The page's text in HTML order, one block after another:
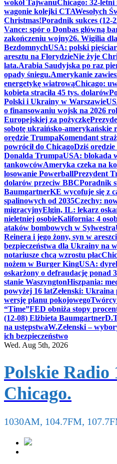
wokół TajwanuChicago: 32-letni
wagonie kolejki CTAWesołych
Christmas!Poradnik sukces (12-
Vance: spór o Donbas główną
zakończeniu wojny26. Wigilia
BezdomnychUSA: polski
aresztu na FlorydzieNie żyje
lata.Arabia Saudyjska po raz
opady śniegu.Amerykanie
energetykę wiatrowąChicago:
kobieta straciła 45 tys. dolarów
Polski i Ukrainy w Warszawie
o finansowaniu wojsk na 2026
Europejskiej za pożyczkę
sobotę ukraińsko-amerykańskie
orędzie TrumpaKomendant
powrócił do ChicagoDziś
Donalda TrumpaUSA: blokada
tankowcówAmeryka czeka na
losowanie PowerballPrezydent
dolarów przeciw BBCPoradnik
BaumgartnerKE wycofuje się z
spalinowych od 2035Czechy:
migracyjnyElgin, IL: lekarz
nieletniej osobieKalifornia: 4
ataków bombowych w Sylwestra
Reinera i jego żony, syn w
bezpieczeństwa dla Ukrainy na
notariusze chcą wzrostu płac
nożem w Burger KingUSA:
oskarżony o defraudację ponad
stanie WaszyngtonHiszpania:
powyżej 16 latZełenski: Ukraina
wersję planu pokojowego
“Time”FED obniża stopy
(12-08) Elżbieta Baumgartner
na ustępstwaW.Zełenski –
ich bezpieczeństwo
Wed. Aug 5th, 2026
Polskie Radio
Chicago.
1030AM, 104.7FM,